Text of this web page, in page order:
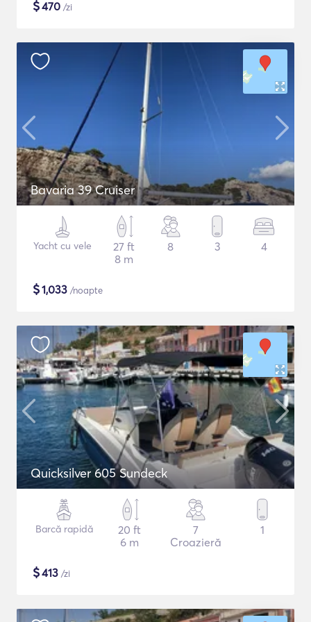
$470 /zi
Bavaria 39 Cruiser
Yacht cu vele
27 ft
8 m
8 3 4
$1,033 /noapte
Quicksilver 605 Sundeck
Barcă rapidă
20 ft
6 m
7
Croazieră
1
$413 /zi